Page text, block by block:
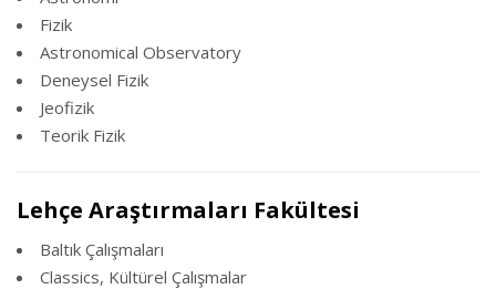
Fizik
Astronomical Observatory
Deneysel Fizik
Jeofizik
Teorik Fizik
Lehçe Araştırmaları Fakültesi
Baltık Çalışmaları
Classics, Kültürel Çalışmalar